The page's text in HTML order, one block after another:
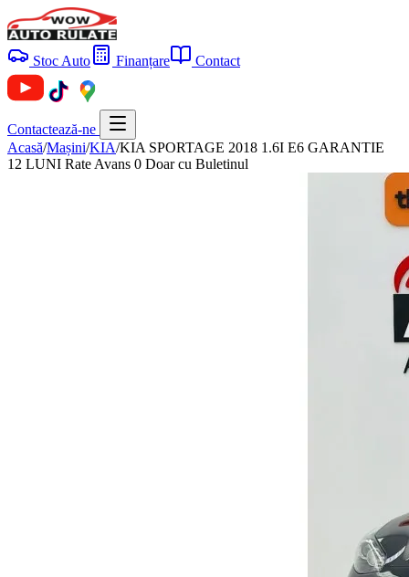
Stoc Auto Finanțare Contact
Contactează-ne
Acasă/Mașini/KIA/KIA SPORTAGE 2018 1.6I E6 GARANTIE
12 LUNI Rate Avans 0 Doar cu Buletinul